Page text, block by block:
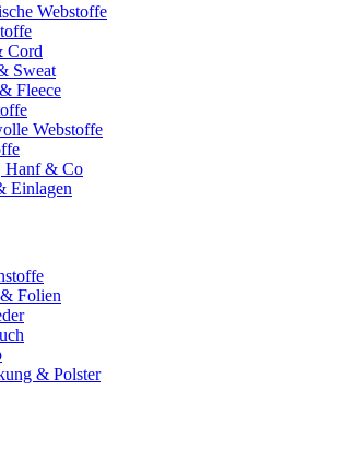
Webstoffe
Cord
Sweat
Fleece
Webstoffe
Hanf & Co
Einlagen
Folien
& Polster